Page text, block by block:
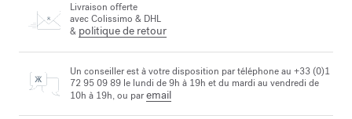
Livraison offerte
avec Colissimo & DHL
& politique de retour
Un conseiller est à votre disposition par téléphone au +33 (0)1
72 95 09 89 le lundi de 9h à 19h et du mardi au vendredi de
10h à 19h, ou paremail